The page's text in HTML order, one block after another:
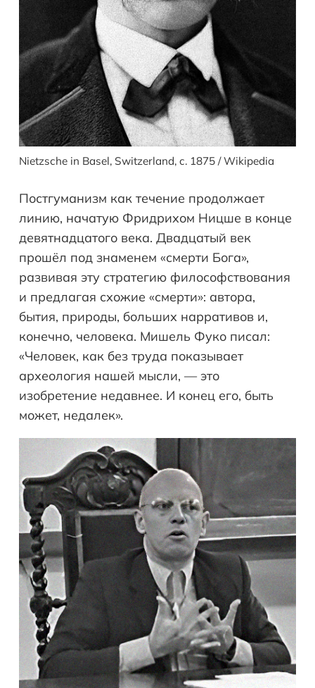
Nietzsche in Basel, Switzerland, c. 1875 / Wikipedia
Постгуманизм как течение продолжает
линию, начатую Фридрихом Ницше в конце
девятнадцатого века. Двадцатый век
прошёл под знаменем «смерти Бога»,
развивая эту стратегию философствования
и предлагая схожие «смерти»: автора,
бытия, природы, больших нарративов и,
конечно, человека. Мишель Фуко писал:
«Человек, как без труда показывает
археология нашей мысли, — это
изобретение недавнее. И конец его, быть
может, недалек».